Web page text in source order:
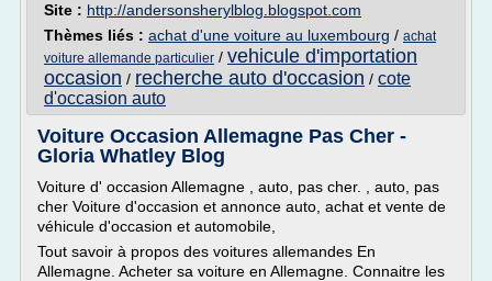
Site : http://andersonsherylblog.blogspot.com
Thèmes liés : achat d'une voiture au luxembourg / achat
voiture allemande particulier / vehicule d'importation
occasion / recherche auto d'occasion / cote
d'occasion auto
Voiture Occasion Allemagne Pas Cher -
Gloria Whatley Blog
Voiture d' occasion Allemagne , auto, pas cher. , auto, pas
cher Voiture d'occasion et annonce auto, achat et vente de
véhicule d'occasion et automobile,
Tout savoir à propos des voitures allemandes En
Allemagne. Acheter sa voiture en Allemagne. Connaitre les